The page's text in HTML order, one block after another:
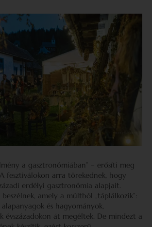
a gasztronómiában” – erősíti meg
fesztiválokon arra törekednek, hogy
erdélyi gasztronómia alapjait.
amely a múltból „táplálkozik”:
és hagyományok,
évszázadokon át megéltek. De mindezt a